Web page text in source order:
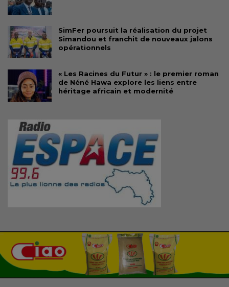
SimFer poursuit la réalisation du projet
Simandou et franchit de nouveaux jalons
opérationnels
« Les Racines du Futur » : le premier roman
de Néné Hawa explore les liens entre
héritage africain et modernité